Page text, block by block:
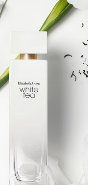
護人之同意方可使用
損失，本公司不負相關責
號之用戶狀況，依本公司即
情形，本公司將視審查結果
。若發現惡意使用之情形，
額度並採取法律行動。